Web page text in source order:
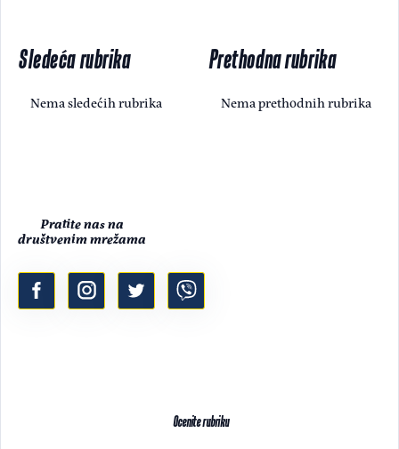
Sledeća rubrika
Nema sledećih rubrika
Prethodna rubrika
Nema prethodnih rubrika
Pratite nas na
društvenim mrežama
Ocenite rubriku